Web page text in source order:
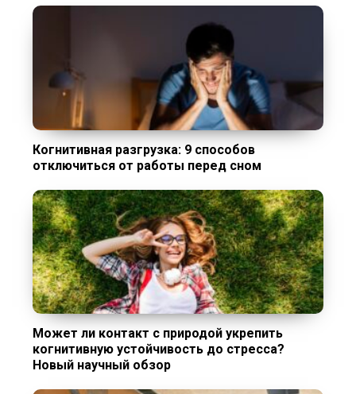
Когнитивная разгрузка: 9 способов
отключиться от работы перед сном
Может ли контакт с природой укрепить
когнитивную устойчивость до стресса?
Новый научный обзор